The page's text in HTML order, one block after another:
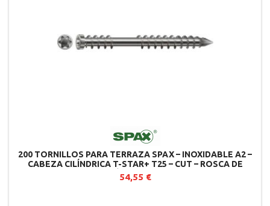
200 TORNILLOS PARA TERRAZA SPAX – INOXIDABLE A2 –
CABEZA CILÍNDRICA T-STAR+ T25 – CUT – ROSCA DE
FIJACIÓN EN 2 PARTES
54,55 €